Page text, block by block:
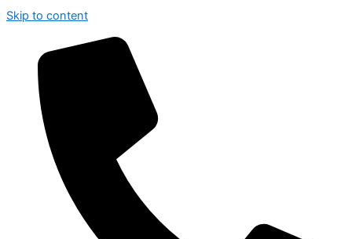
Skip to content